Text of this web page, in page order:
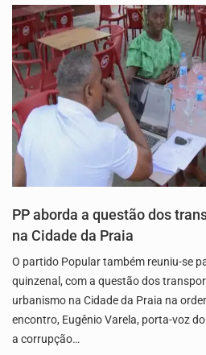
PP aborda a questão dos
na Cidade da Praia
O partido Popular também reuniu-se
quinzenal, com a questão dos
urbanismo na Cidade da Praia na
encontro, Eugênio Varela, porta-voz
a corrupção…